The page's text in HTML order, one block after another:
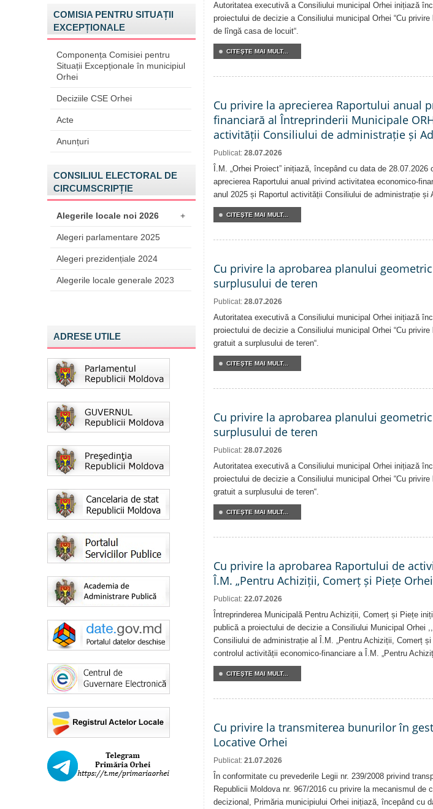
COMISIA PENTRU SITUAȚII
EXCEPȚIONALE
Componența Comisiei pentru
Situații Excepționale în municipiul
Orhei
Deciziile CSE Orhei
Acte
Anunțuri
CONSILIUL ELECTORAL DE
CIRCUMSCRIPȚIE
Alegerile locale noi 2026 +
Alegeri parlamentare 2025
Alegeri prezidențiale 2024
Alegerile locale generale 2023
ADRESE UTILE
Autoritatea executivă a Consiliului municipal Orhei inițiază
proiectului de decizie a Consiliului municipal Orhei “Cu
de lîngă casa de locuit“.
CITEŞTE MAI MULT...
Cu privire la aprecierea Raportului anual
financiară al Întreprinderii Municipale
activității Consiliului de administrație și
Publicat: 28.07.2026
Î.M. „Orhei Proiect” inițiază, începând cu data de
aprecierea Raportului anual privind activitatea economico-
anul 2025 și Raportul activității Consiliului de administrație și
CITEŞTE MAI MULT...
Cu privire la aprobarea planului
surplusului de teren
Publicat: 28.07.2026
Autoritatea executivă a Consiliului municipal Orhei inițiază
proiectului de decizie a Consiliului municipal Orhei “Cu
gratuit a surplusului de teren“.
CITEŞTE MAI MULT...
Cu privire la aprobarea planului
surplusului de teren
Publicat: 28.07.2026
Autoritatea executivă a Consiliului municipal Orhei inițiază
proiectului de decizie a Consiliului municipal Orhei “Cu
gratuit a surplusului de teren“.
CITEŞTE MAI MULT...
Cu privire la aprobarea Raportului de
Î.M. „Pentru Achiziții, Comerț și Piețe
Publicat: 22.07.2026
Întreprinderea Municipală Pentru Achiziții, Comerț și Piețe
publică a proiectului de decizie a Consiliului Municipal Orhei
Consiliului de administrație al Î.M. „Pentru Achiziții, Comerț
controlul activității economico-financiare a Î.M. „Pentru
CITEŞTE MAI MULT...
Cu privire la transmiterea bunurilor în
Locative Orhei
Publicat: 21.07.2026
În conformitate cu prevederile Legii nr. 239/2008 privind
Republicii Moldova nr. 967/2016 cu privire la mecanismul
decizional, Primăria municipiului Orhei inițiază, începând cu